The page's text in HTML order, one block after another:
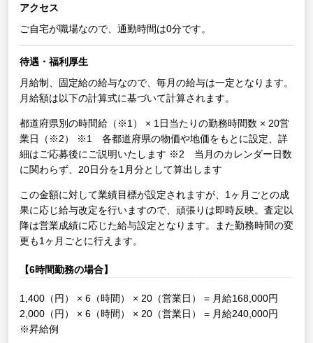
アクセス
ご自宅が職場なので、通勤時間は0分です。
待遇・福利厚生
月給制、固定給の給与なので、毎月の給与は一定となります。
月給額は以下の計算式に基づいて計算されます。
都道府県別の時間給（※1） × 1日当たりの勤務時間数 × 20営
業日（※2）
※1 各都道府県の物価や地価をもとに設定、詳
細はご応募後にご説明いたします ※2 当月のカレンダー日数
に関わらず、20日分を1月分として算出します
この金額に対して業績目標が設定されますが、1ヶ月ごとの成
果に応じ給与改定を行いますので、頑張りは即時反映。査定以
降は営業成績に応じた給与設定となります。また勤務時間の変
更も1ヶ月ごとに行えます。
【6時間勤務の場合】
1,400（円） × 6（時間） × 20（営業日） = 月給168,000円
2,000（円） × 6（時間） × 20（営業日） = 月給240,000円
※昇給例